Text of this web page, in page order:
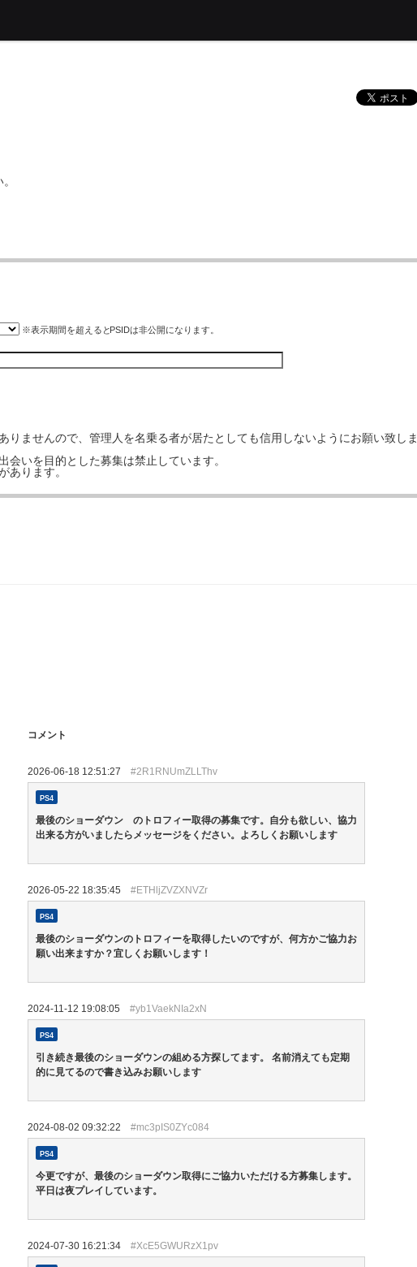
※表示期間を超えるとPSIDは非公開になります。
ませんので、管理人を名乗る者が居たとしても信用しないようにお願い致しま
いを目的とした募集は禁止しています。
あります。
コメント
2026-06-18 12:51:27 #2R1RNUmZLLThv
PS4
最後のショーダウン のトロフィー取得の募集です。自分も欲しい、協力
出来る方がいましたらメッセージをください。よろしくお願いします
2026-05-22 18:35:45 #ETHljZVZXNVZr
PS4
最後のショーダウンのトロフィーを取得したいのですが、何方かご協力お
願い出来ますか？宜しくお願いします！
2024-11-12 19:08:05 #yb1VaekNIa2xN
PS4
引き続き最後のショーダウンの組める方探してます。 名前消えても定期
的に見てるので書き込みお願いします
2024-08-02 09:32:22 #mc3pIS0ZYc084
PS4
今更ですが、最後のショーダウン取得にご協力いただける方募集します。
平日は夜プレイしています。
2024-07-30 16:21:34 #XcE5GWURzX1pv